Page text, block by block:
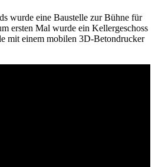
wurde eine Baustelle zur Bühne für
ersten Mal wurde ein Kellergeschoss
mit einem mobilen 3D‑Betondrucker